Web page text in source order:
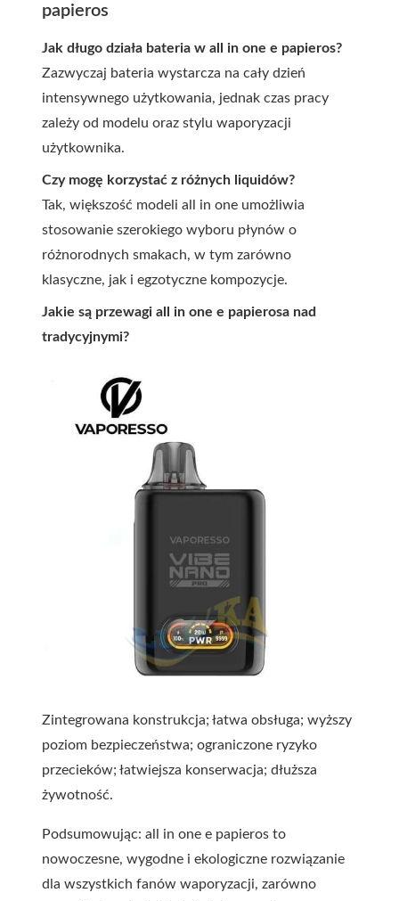
papieros
Jak długo działa bateria w all in one e papieros?
Zazwyczaj bateria wystarcza na cały dzień
intensywnego użytkowania, jednak czas pracy
zależy od modelu oraz stylu waporyzacji
użytkownika.
Czy mogę korzystać z różnych liquidów?
Tak, większość modeli all in one umożliwia
stosowanie szerokiego wyboru płynów o
różnorodnych smakach, w tym zarówno
klasyczne, jak i egzotyczne kompozycje.
Jakie są przewagi all in one e papierosa nad
tradycyjnymi?
Zintegrowana konstrukcja; łatwa obsługa; wyższy
poziom bezpieczeństwa; ograniczone ryzyko
przecieków; łatwiejsza konserwacja; dłuższa
żywotność.
Podsumowując: all in one e papieros to
nowoczesne, wygodne i ekologiczne rozwiązanie
dla wszystkich fanów waporyzacji, zarówno